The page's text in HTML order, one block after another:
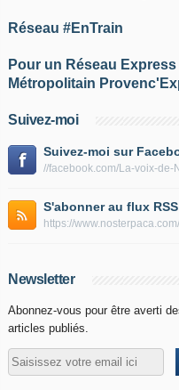
Réseau #EnTrain
Pour un Réseau Express
Métropolitain
Suivez-moi
Suivez-moi sur
S'abonner au flux RSS
https://
Newsletter
Abonnez-vous pour être averti
articles publiés.